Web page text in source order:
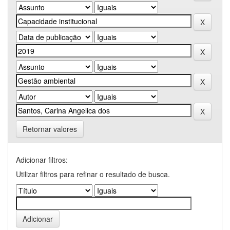
Retornar valores
Adicionar filtros:
Utilizar filtros para refinar o resultado de busca.